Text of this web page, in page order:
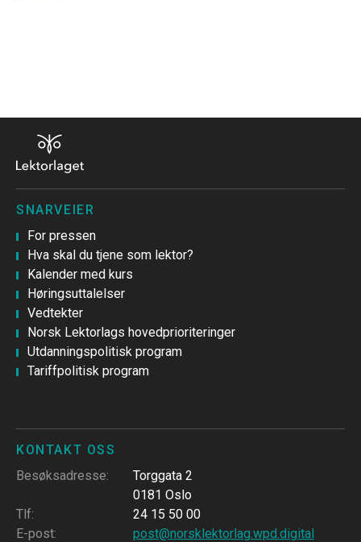
SNARVEIER
For pressen
Hva skal du tjene som lektor?
Kalender med kurs
Høringsuttalelser
Vedtekter
Norsk Lektorlags hovedprioriteringer
Utdanningspolitisk program
Tariffpolitisk program
KONTAKT OSS
Besøksadresse:
Torggata 2
0181 Oslo
Tlf:
24 15 50 00
E-post: post@norsklektorlag.wpd.digital